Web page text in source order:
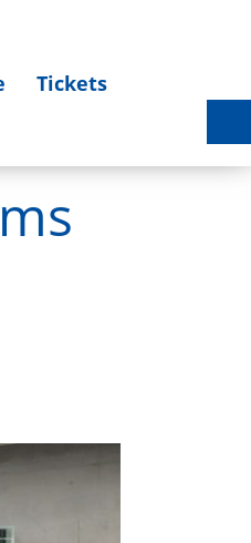
Tickets